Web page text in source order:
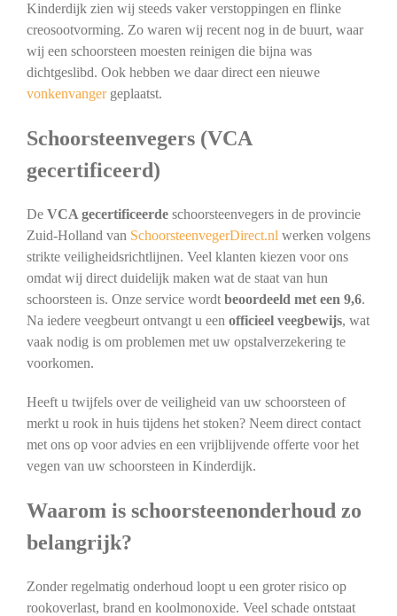
Kinderdijk zien wij steeds vaker verstoppingen en flinke
creosootvorming. Zo waren wij recent nog in de buurt, waar
wij een schoorsteen moesten reinigen die bijna was
dichtgeslibd. Ook hebben we daar direct een nieuwe
vonkenvangergeplaatst.
Schoorsteenvegers (VCA
gecertificeerd)
De VCA gecertificeerdeschoorsteenvegers in de provincie
Zuid-Holland van SchoorsteenvegerDirect.nl werken volgens
strikte veiligheidsrichtlijnen. Veel klanten kiezen voor ons
omdat wij direct duidelijk maken wat de staat van hun
schoorsteen is. Onze service wordt beoordeeld met een 9,6.
Na iedere veegbeurt ontvangt u een officieel veegbewijs, wat
vaak nodig is om problemen met uw opstalverzekering te
voorkomen.
Heeft u twijfels over de veiligheid van uw schoorsteen of
merkt u rook in huis tijdens het stoken? Neem direct contact
met ons op voor advies en een vrijblijvende offerte voor het
vegen van uw schoorsteen in Kinderdijk.
Waarom is schoorsteenonderhoud zo
belangrijk?
Zonder regelmatig onderhoud loopt u een groter risico op
rookoverlast, brand en koolmonoxide. Veel schade ontstaat